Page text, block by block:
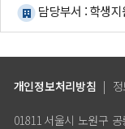
담당부서 : 학생
개인정보처리방침 |
01811 서울시 노원구